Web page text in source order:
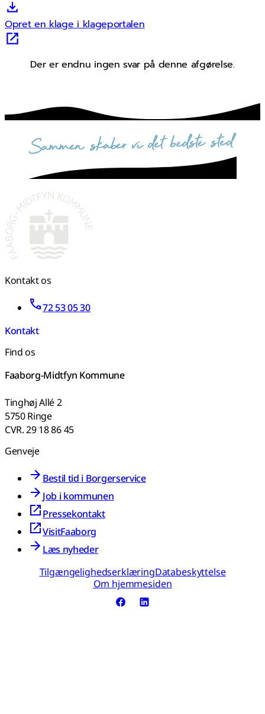
Opret en klage i klageportalen
Der er endnu ingen svar på denne afgørelse.
sammen skaber vi det bedste sted
Kontakt os
72 53 05 30
Kontakt
Find os
Faaborg-Midtfyn Kommune
Tinghøj Allé 2
5750 Ringe
CVR. 29 18 86 45
Genveje
Bestil tid i Borgerservice
Job i kommunen
Pressekontakt
VisitFaaborg
Læs nyheder
TilgængelighedserklæringDatabeskyttelse
Om hjemmesiden